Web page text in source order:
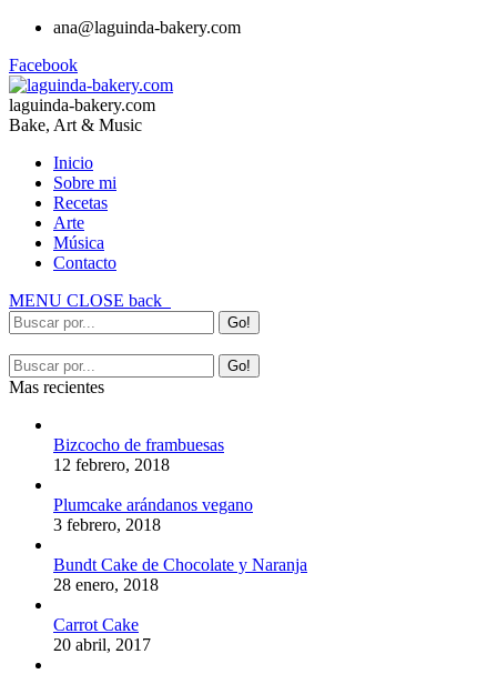
ana@laguinda-bakery.com
Facebook
laguinda-bakery.com
Bake, Art & Music
Inicio
Sobre mi
Recetas
Arte
Música
Contacto
MENU CLOSE back
Mas recientes
Bizcocho de frambuesas
12 febrero, 2018
Plumcake arándanos vegano
3 febrero, 2018
Bundt Cake de Chocolate y Naranja
28 enero, 2018
Carrot Cake
20 abril, 2017